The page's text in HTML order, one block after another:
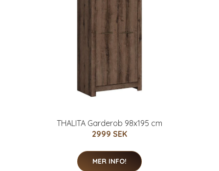
THALITA Garderob 98x195 cm
2999 SEK
MER INFO!